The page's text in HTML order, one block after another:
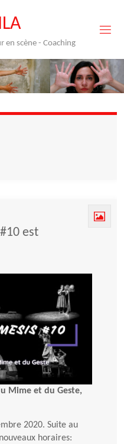
LA
scène - Coaching
est
Mime et du Geste,
2020. Suite au
horaires: